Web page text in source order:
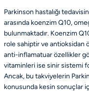
Parkinson hastalığı
arasında koenzim Q10,
bulunmaktadır. Koenzim
role sahiptir ve antioksidan
anti-inflamatuar özellikler
vitaminleri ise sinir sistemi
Ancak, bu takviyelerin
konusunda kesin sonuçlar